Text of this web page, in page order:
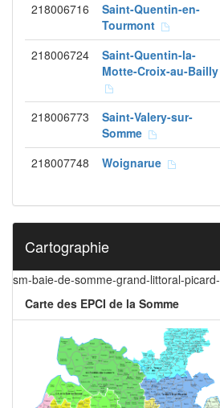
218006716
Saint-Quentin-en-
Tourmont
218006724
Saint-Quentin-la-
Motte-Croix-au-Bailly
218006773
Saint-Valery-sur-
Somme
218007748 Woignarue
Cartographie
sm-baie-de-somme-grand-littoral-picard-
Carte des EPCI de la Somme